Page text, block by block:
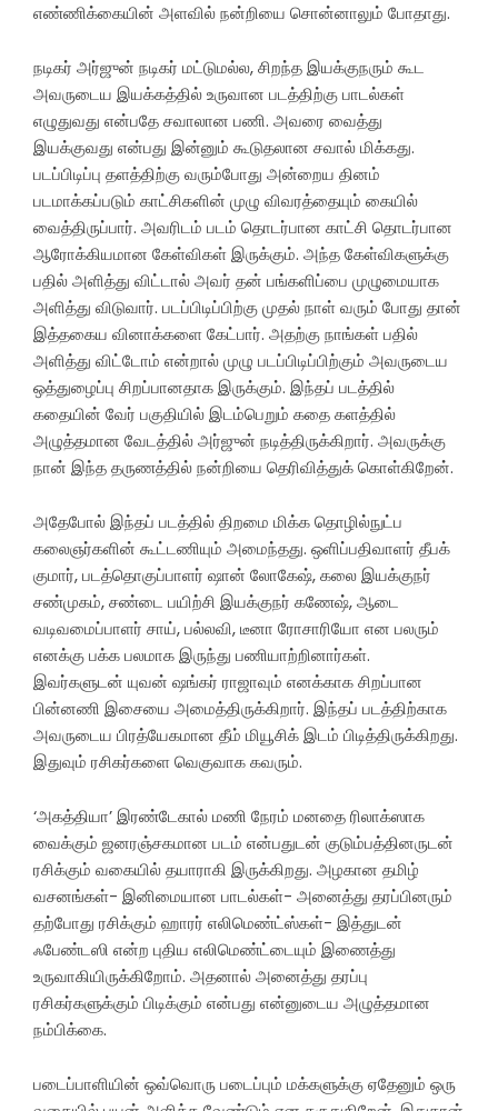
எண்ணிக்கையின் அளவில் நன்றியை சொன்னாலும் போதாது.
நடிகர் அர்ஜுன் நடிகர் மட்டுமல்ல, சிறந்த இயக்குநரும் கூட
அவருடைய இயக்கத்தில் உருவான படத்திற்கு பாடல்கள்
எழுதுவது என்பதே சவாலான பணி. அவரை வைத்து
இயக்குவது என்பது இன்னும் கூடுதலான சவால் மிக்கது.
படப்பிடிப்பு தளத்திற்கு வரும்போது அன்றைய தினம்
படமாக்கப்படும் காட்சிகளின் முழு விவரத்தையும் கையில்
வைத்திருப்பார். அவரிடம் படம் தொடர்பான காட்சி தொடர்பான
ஆரோக்கியமான கேள்விகள் இருக்கும். அந்த கேள்விகளுக்கு
பதில் அளித்து விட்டால் அவர் தன் பங்களிப்பை முழுமையாக
அளித்து விடுவார். படப்பிடிப்பிற்கு முதல் நாள் வரும் போது தான்
இத்தகைய வினாக்களை கேட்பார். அதற்கு நாங்கள் பதில்
அளித்து விட்டோம் என்றால் முழு படப்பிடிப்பிற்கும் அவருடைய
ஒத்துழைப்பு சிறப்பானதாக இருக்கும். இந்தப் படத்தில்
கதையின் வேர் பகுதியில் இடம்பெறும் கதை களத்தில்
அழுத்தமான வேடத்தில் அர்ஜுன் நடித்திருக்கிறார். அவருக்கு
நான் இந்த தருணத்தில் நன்றியை தெரிவித்துக் கொள்கிறேன்.
அதேபோல் இந்தப் படத்தில் திறமை மிக்க தொழில்நுட்ப
கலைஞர்களின் கூட்டணியும் அமைந்தது. ஒளிப்பதிவாளர் தீபக்
குமார், படத்தொகுப்பாளர் ஷான் லோகேஷ், கலை இயக்குநர்
சண்முகம், சண்டை பயிற்சி இயக்குநர் கணேஷ், ஆடை
வடிவமைப்பாளர் சாய், பல்லவி, டீனா ரோசாரியோ என பலரும்
எனக்கு பக்க பலமாக இருந்து பணியாற்றினார்கள்.
இவர்களுடன் யுவன் ஷங்கர் ராஜாவும் எனக்காக சிறப்பான
பின்னணி இசையை அமைத்திருக்கிறார். இந்தப் படத்திற்காக
அவருடைய பிரத்யேகமான தீம் மியூசிக் இடம் பிடித்திருக்கிறது.
இதுவும் ரசிகர்களை வெகுவாக கவரும்.
‘அகத்தியா’ இரண்டேகால் மணி நேரம் மனதை ரிலாக்ஸாக
வைக்கும் ஜனரஞ்சகமான படம் என்பதுடன் குடும்பத்தினருடன்
ரசிக்கும் வகையில் தயாராகி இருக்கிறது. அழகான தமிழ்
வசனங்கள்- இனிமையான பாடல்கள்- அனைத்து தரப்பினரும்
தற்போது ரசிக்கும் ஹாரர் எலிமெண்ட்ஸ்கள்- இத்துடன்
ஃபேண்டஸி என்ற புதிய எலிமெண்ட்டையும் இணைத்து
உருவாகியிருக்கிறோம். அதனால் அனைத்து தரப்பு
ரசிகர்களுக்கும் பிடிக்கும் என்பது என்னுடைய அழுத்தமான
நம்பிக்கை.
படைப்பாளியின் ஒவ்வொரு படைப்பும் மக்களுக்கு ஏதேனும் ஒரு